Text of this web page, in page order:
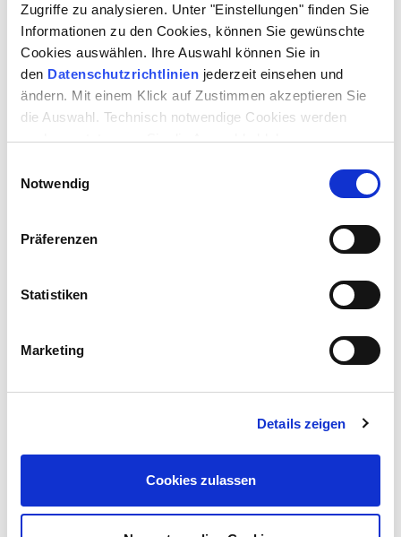
Zugriffe zu analysieren. Unter "Einstellungen" finden Sie
Informationen zu den Cookies, können Sie gewünschte
Cookies auswählen. Ihre Auswahl können Sie in
den Datenschutzrichtlinien jederzeit einsehen und
ändern. Mit einem Klick auf Zustimmen akzeptieren Sie
die Auswahl. Technisch notwendige Cookies werden
auch gesetzt, wenn Sie die Auswahl ablehnen.
Notwendig
Präferenzen
Statistiken
Marketing
Details zeigen
Cookies zulassen